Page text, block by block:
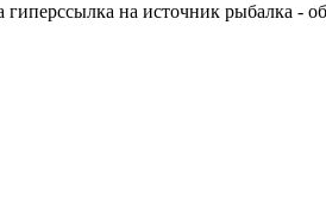
на источник рыбалка -